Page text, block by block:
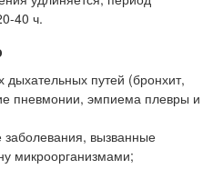
40 ч.
путей (бронхит,
пневмонии, эмпиема плевры и
вызванные
микроорганизмами;